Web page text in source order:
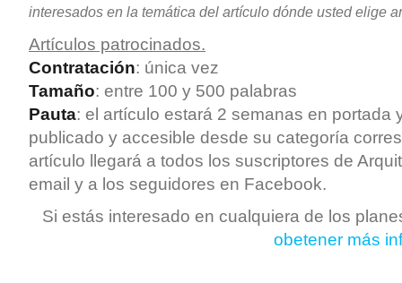
interesados en la temática del artículo dónde usted elige
Artículos patrocinados.
Contratación: única vez
Tamaño: entre 100 y 500 palabras
Pauta: el artículo estará 2 semanas en portada
publicado y accesible desde su categoría
artículo llegará a todos los suscriptores de
email y a los seguidores en Facebook.
Si estás interesado en cualquiera de los
obetener más